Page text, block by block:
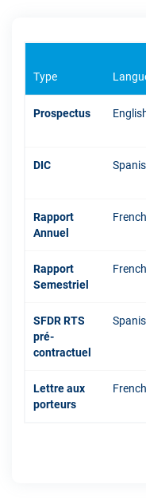
Type
Prospectus
DIC
Rapport
Annuel
French
Rapport
Semestriel
French
SFDR RTS
pré-
contractuel
Lettre aux
porteurs
French